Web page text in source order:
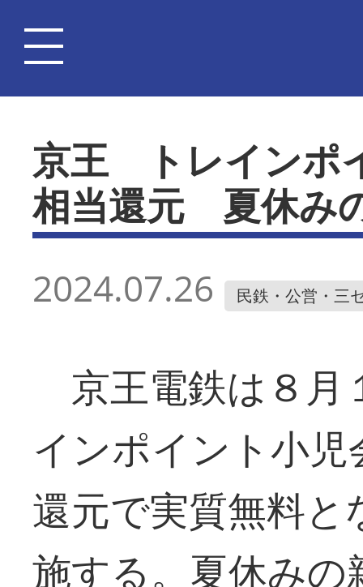
京王 トレインポ
相当還元 夏休み
2024.07.26 民鉄・公営・三
京王電鉄は８月
インポイント小
還元で実質無料
施する。夏休み